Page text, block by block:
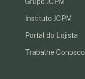
Instituto JCPM
Portal do Lojista
Trabalhe Conosco